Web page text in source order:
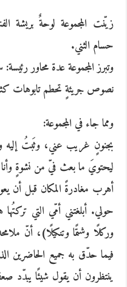
زيّنت المجموعة لوحةٌ بريشة
حسام الثني.
وتبرز المجموعة عدة محاور
نصوص جريئةٍ تحطم تابوهات
ومما جاء في المجموعة:
بجنونٍ غريب عني، وثَبتُ إليه
ليحتويَ ما بعث فيّ من نشوةٍ
أهرب مغادرةً المكان قبل أن
حولي. أبلغتني أمّي التي
وركلًا وشتمًا وتنكيلًا)، أنّ
فيما حدّق به جميع الحاضرين
ينتظرون أن يقول شيئًا يبدّد